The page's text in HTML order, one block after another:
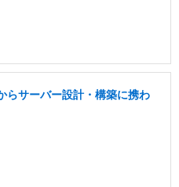
らサーバー設計・構築に携わ